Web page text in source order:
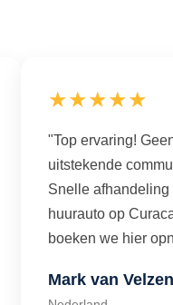
★★★★★
"Top ervaring!
uitstekende
Snelle
huurauto op
boeken we hier
Mark van Velzen